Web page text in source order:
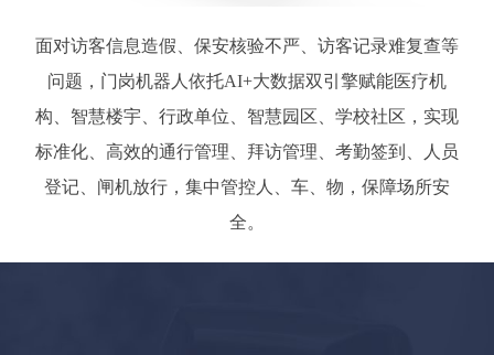
面对访客信息造假、保安核验不严、访客记录难复查等
问题，门岗机器人依托AI+大数据双引擎赋能医疗机
构、智慧楼宇、行政单位、智慧园区、学校社区，实现
标准化、高效的通行管理、拜访管理、考勤签到、人员
登记、闸机放行，集中管控人、车、物，保障场所安
全。